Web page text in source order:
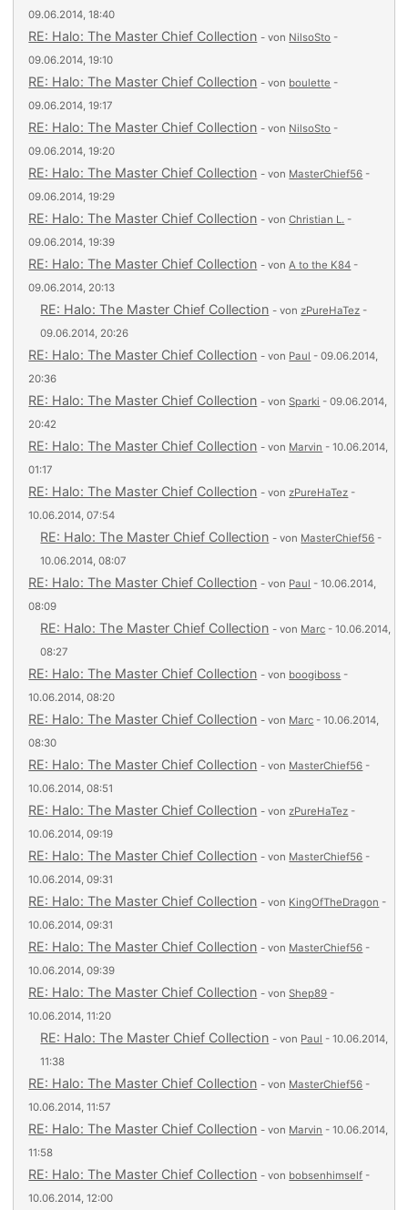
09.06.2014, 18:40
RE: Halo: The Master Chief Collection - von NilsoSto -
09.06.2014, 19:10
RE: Halo: The Master Chief Collection - von boulette -
09.06.2014, 19:17
RE: Halo: The Master Chief Collection - von NilsoSto -
09.06.2014, 19:20
RE: Halo: The Master Chief Collection - von MasterChief56 -
09.06.2014, 19:29
RE: Halo: The Master Chief Collection - vonChristian L. -
09.06.2014, 19:39
RE: Halo: The Master Chief Collection - vonA to the K84 -
09.06.2014, 20:13
RE: Halo: The Master Chief Collection - vonzPureHaTez -
09.06.2014, 20:26
RE: Halo: The Master Chief Collection - von Paul - 09.06.2014,
20:36
RE: Halo: The Master Chief Collection - vonSparki - 09.06.2014,
20:42
RE: Halo: The Master Chief Collection - von Marvin - 10.06.2014,
01:17
RE: Halo: The Master Chief Collection - vonzPureHaTez -
10.06.2014, 07:54
RE: Halo: The Master Chief Collection - von MasterChief56 -
10.06.2014, 08:07
RE: Halo: The Master Chief Collection - von Paul - 10.06.2014,
08:09
RE: Halo: The Master Chief Collection - von Marc - 10.06.2014,
08:27
RE: Halo: The Master Chief Collection - von boogiboss -
10.06.2014, 08:20
RE: Halo: The Master Chief Collection - von Marc - 10.06.2014,
08:30
RE: Halo: The Master Chief Collection - von MasterChief56 -
10.06.2014, 08:51
RE: Halo: The Master Chief Collection - vonzPureHaTez -
10.06.2014, 09:19
RE: Halo: The Master Chief Collection - von MasterChief56 -
10.06.2014, 09:31
RE: Halo: The Master Chief Collection - von KingOfTheDragon -
10.06.2014, 09:31
RE: Halo: The Master Chief Collection - von MasterChief56 -
10.06.2014, 09:39
RE: Halo: The Master Chief Collection - vonShep89 -
10.06.2014, 11:20
RE: Halo: The Master Chief Collection - von Paul - 10.06.2014,
11:38
RE: Halo: The Master Chief Collection - von MasterChief56 -
10.06.2014, 11:57
RE: Halo: The Master Chief Collection - von Marvin - 10.06.2014,
11:58
RE: Halo: The Master Chief Collection - von bobsenhimself -
10.06.2014, 12:00